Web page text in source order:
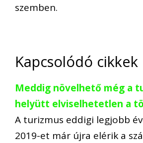
szemben.
Kapcsolódó cikkek
Meddig növelhető még a
helyütt elviselhetetlen a
A turizmus eddigi legjobb
2019-et már újra elérik a